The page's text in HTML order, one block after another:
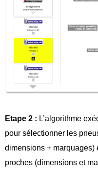
Etape 2 : L’algorithme
pour sélectionner les
dimensions + marquages)
proches (dimensions et